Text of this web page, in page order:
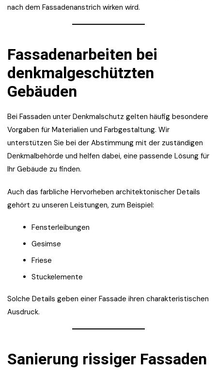
nach dem Fassadenanstrich wirken wird.
Fassadenarbeiten bei
denkmalgeschützten
Gebäuden
Bei Fassaden unter Denkmalschutz gelten häufig besondere
Vorgaben für Materialien und Farbgestaltung. Wir
unterstützen Sie bei der Abstimmung mit der zuständigen
Denkmalbehörde und helfen dabei, eine passende Lösung für
Ihr Gebäude zu finden.
Auch das farbliche Hervorheben architektonischer Details
gehört zu unseren Leistungen, zum Beispiel:
Fensterleibungen
Gesimse
Friese
Stuckelemente
Solche Details geben einer Fassade ihren charakteristischen
Ausdruck.
Sanierung rissiger Fassaden